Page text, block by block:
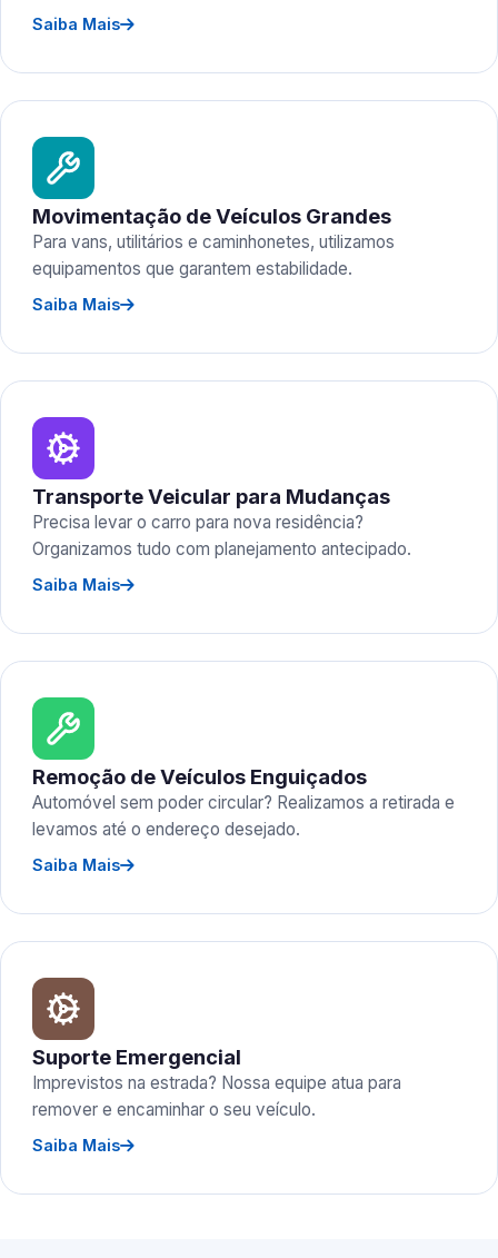
Saiba Mais
Movimentação de Veículos Grandes
Para vans, utilitários e caminhonetes, utilizamos
equipamentos que garantem estabilidade.
Saiba Mais
Transporte Veicular para Mudanças
Precisa levar o carro para nova residência?
Organizamos tudo com planejamento antecipado.
Saiba Mais
Remoção de Veículos Enguiçados
Automóvel sem poder circular? Realizamos a retirada e
levamos até o endereço desejado.
Saiba Mais
Suporte Emergencial
Imprevistos na estrada? Nossa equipe atua para
remover e encaminhar o seu veículo.
Saiba Mais